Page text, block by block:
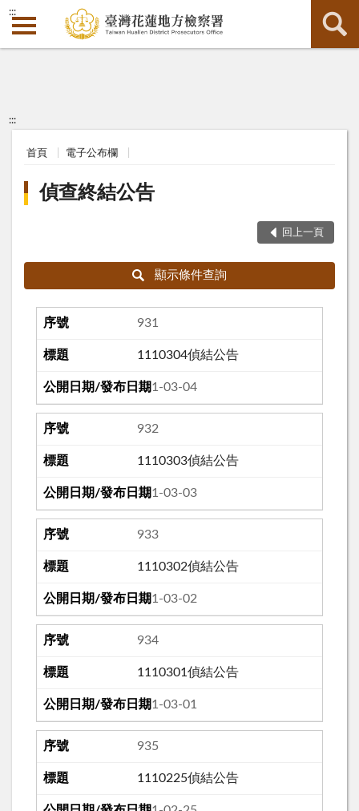
:::
:::
首頁 電子公布欄
偵查終結公告
回上一頁
顯示條件查詢
931
1110304偵結公告
111-03-04
932
1110303偵結公告
111-03-03
933
1110302偵結公告
111-03-02
934
1110301偵結公告
111-03-01
935
1110225偵結公告